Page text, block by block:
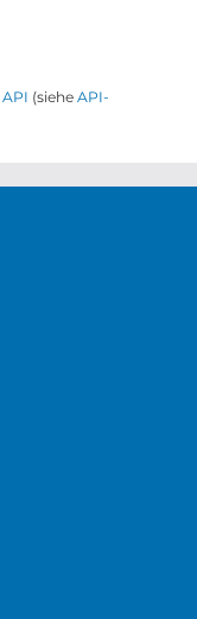
API (siehe API-